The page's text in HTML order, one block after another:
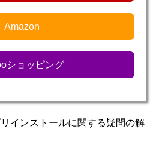
Amazon
ショッピング
インストールに関する疑問の解